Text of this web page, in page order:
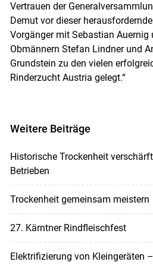
Vertrauen der
Demut vor dieser
Vorgänger mit Sebastian Auernig
Obmännern Stefan Lindner und
Grundstein zu den vielen
Rinderzucht Austria gelegt.“
Weitere Beiträge
Historische Trockenheit
Betrieben
Trockenheit gemeinsam meistern
27. Kärntner Rindfleischfest
Elektrifizierung von Kleingeräten